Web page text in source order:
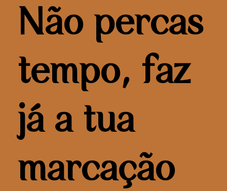
Não percas
tempo, faz
já a tua
marcação